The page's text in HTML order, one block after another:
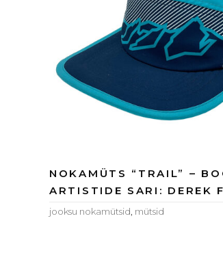
NOKAMÜTS “TRAIL” –
ARTISTIDE SARI: DEREK
jooksu nokamütsid mütsid